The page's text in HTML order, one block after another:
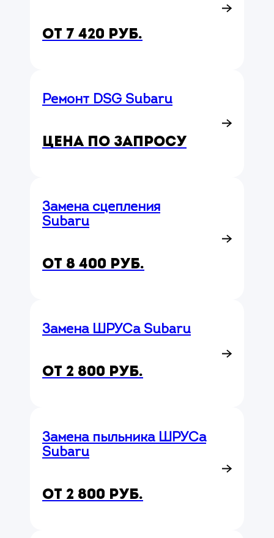
от 7 420 руб.
Ремонт DSG Subaru
Цена по запросу
Замена сцепления
Subaru
от 8 400 руб.
Замена ШРУСа Subaru
от 2 800 руб.
Замена пыльника ШРУСа
Subaru
от 2 800 руб.